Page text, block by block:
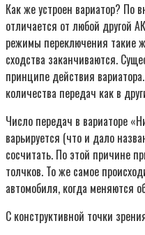
Как же устроен вариатор? По
отличается от любой другой
режимы переключения такие
сходства заканчиваются.
принципе действия
количества передач как в
Число передач в вариаторе
варьируется (что и дало
сосчитать. По этой причине
толчков. То же самое
автомобиля, когда меняются
С конструктивной точки